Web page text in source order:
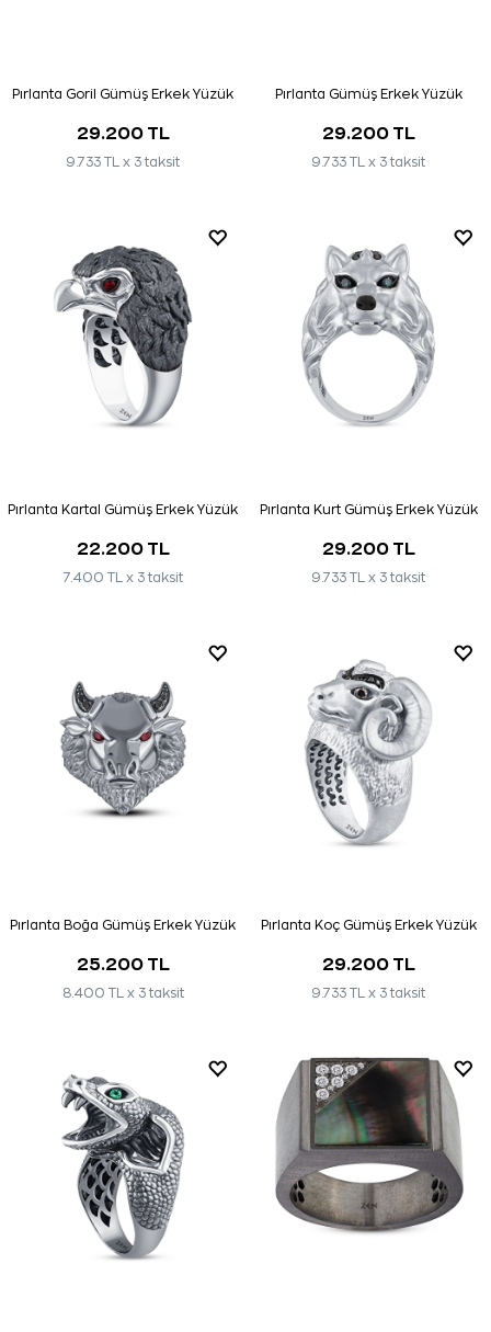
Pırlanta Goril Gümüş Erkek Yüzük
29.200 TL
9.733 TL x 3 taksit
Pırlanta Gümüş Erkek Yüzük
29.200 TL
9.733 TL x 3 taksit
Pırlanta Kartal Gümüş Erkek Yüzük
22.200 TL
7.400 TL x 3 taksit
Pırlanta Kurt Gümüş Erkek Yüzük
29.200 TL
9.733 TL x 3 taksit
Pırlanta Boğa Gümüş Erkek Yüzük
25.200 TL
8.400 TL x 3 taksit
Pırlanta Koç Gümüş Erkek Yüzük
29.200 TL
9.733 TL x 3 taksit